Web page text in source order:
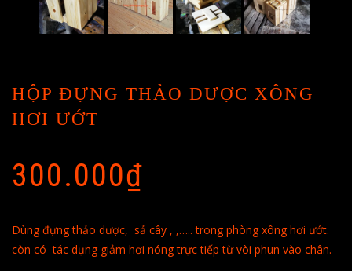
HỘP ĐỰNG THẢO DƯỢC XÔNG
HƠI ƯỚT
300.000₫
Dùng đựng thảo dược, sả cây , ,….. trong phòng xông hơi ướt.
còn có tác dụng giảm hơi nóng trực tiếp từ vòi phun vào chân.